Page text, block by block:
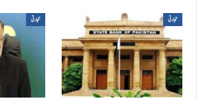
تجارتی تجارتی